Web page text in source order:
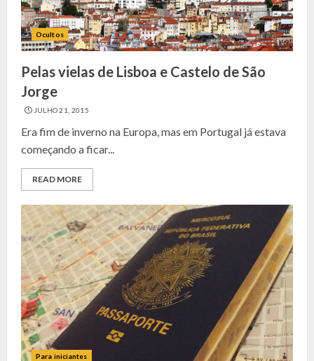
Ocultos
Pelas vielas de Lisboa e Castelo de São
Jorge
JULHO 21, 2015
Era fim de inverno na Europa, mas em Portugal já estava
começando a ficar...
READ MORE
Para iniciantes